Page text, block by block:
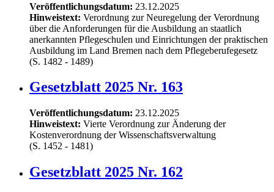
Veröffentlichungsdatum: 23.12.2025
Hinweistext: Verordnung zur Neuregelung der Verordnung
über die Anforderungen für die Ausbildung an staatlich
anerkannten Pflegeschulen und Einrichtungen der praktischen
Ausbildung im Land Bremen nach dem Pflegeberufegesetz
(S. 1482 - 1489)
Gesetzblatt 2025 Nr. 163
Veröffentlichungsdatum: 23.12.2025
Hinweistext: Vierte Verordnung zur Änderung der
Kostenverordnung der Wissenschaftsverwaltung
(S. 1452 - 1481)
Gesetzblatt 2025 Nr. 162